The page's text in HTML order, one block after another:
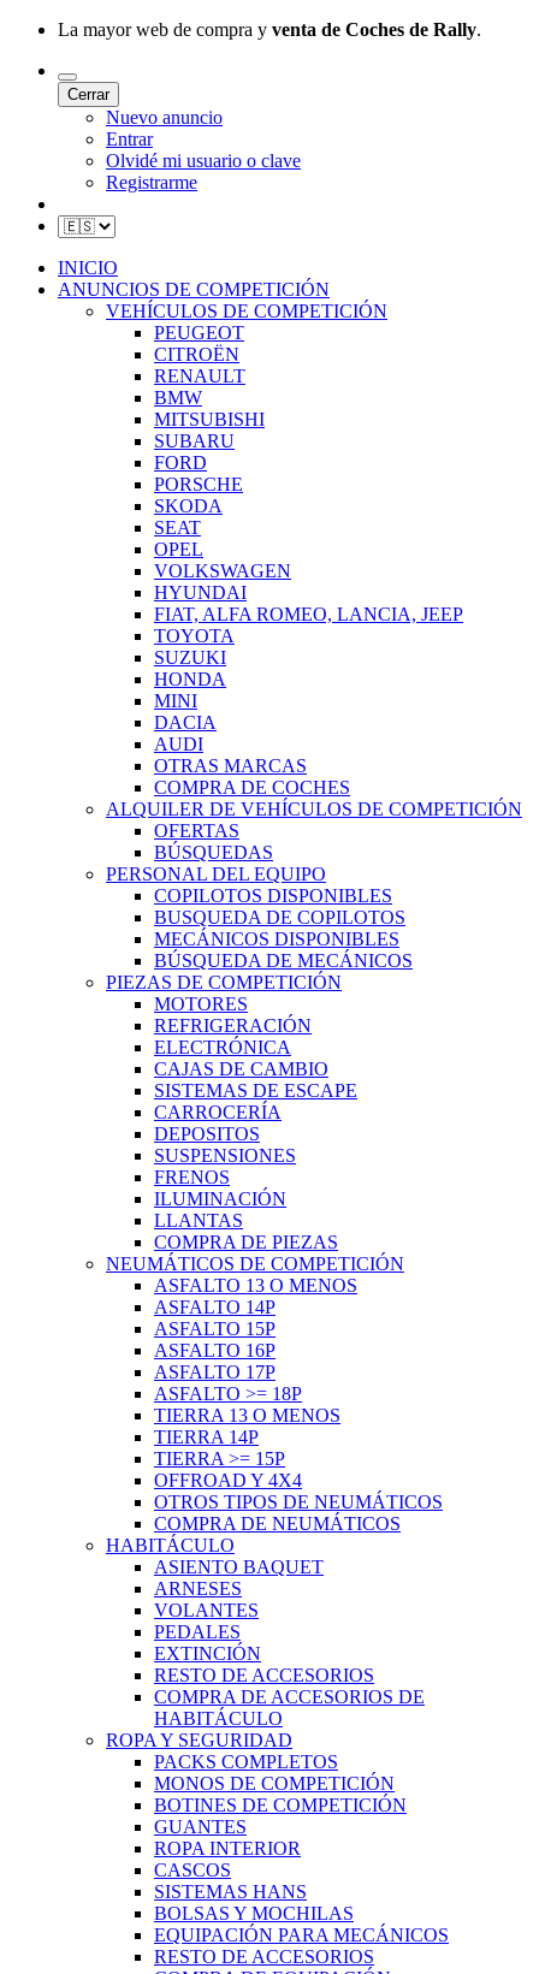
La mayor web de compra y venta de Coches de Rally.
Cerrar
Nuevo anuncio
Entrar
Olvidé mi usuario o clave
Registrarme
INICIO
ANUNCIOS DE COMPETICIÓN
VEHÍCULOS DE COMPETICIÓN
PEUGEOT
CITROËN
RENAULT
BMW
MITSUBISHI
SUBARU
FORD
PORSCHE
SKODA
SEAT
OPEL
VOLKSWAGEN
HYUNDAI
FIAT, ALFA ROMEO, LANCIA, JEEP
TOYOTA
SUZUKI
HONDA
MINI
DACIA
AUDI
OTRAS MARCAS
COMPRA DE COCHES
ALQUILER DE VEHÍCULOS DE COMPETICIÓN
OFERTAS
BÚSQUEDAS
PERSONAL DEL EQUIPO
COPILOTOS DISPONIBLES
BUSQUEDA DE COPILOTOS
MECÁNICOS DISPONIBLES
BÚSQUEDA DE MECÁNICOS
PIEZAS DE COMPETICIÓN
MOTORES
REFRIGERACIÓN
ELECTRÓNICA
CAJAS DE CAMBIO
SISTEMAS DE ESCAPE
CARROCERÍA
DEPOSITOS
SUSPENSIONES
FRENOS
ILUMINACIÓN
LLANTAS
COMPRA DE PIEZAS
NEUMÁTICOS DE COMPETICIÓN
ASFALTO 13 O MENOS
ASFALTO 14P
ASFALTO 15P
ASFALTO 16P
ASFALTO 17P
ASFALTO >= 18P
TIERRA 13 O MENOS
TIERRA 14P
TIERRA >= 15P
OFFROAD Y 4X4
OTROS TIPOS DE NEUMÁTICOS
COMPRA DE NEUMÁTICOS
HABITÁCULO
ASIENTO BAQUET
ARNESES
VOLANTES
PEDALES
EXTINCIÓN
RESTO DE ACCESORIOS
COMPRA DE ACCESORIOS DE
HABITÁCULO
ROPA Y SEGURIDAD
PACKS COMPLETOS
MONOS DE COMPETICIÓN
BOTINES DE COMPETICIÓN
GUANTES
ROPA INTERIOR
CASCOS
SISTEMAS HANS
BOLSAS Y MOCHILAS
EQUIPACIÓN PARA MECÁNICOS
RESTO DE ACCESORIOS